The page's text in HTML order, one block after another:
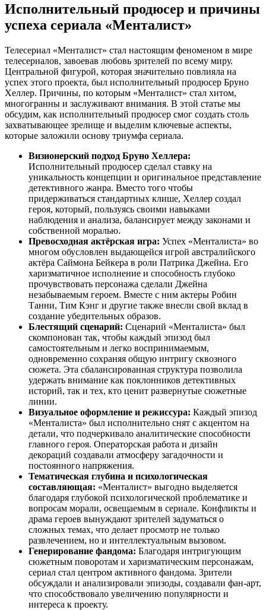
Исполнительный продюсер и причины
успеха сериала «Менталист»
Телесериал «Менталист» стал настоящим феноменом в мире
телесериалов, завоевав любовь зрителей по всему миру.
Центральной фигурой, которая значительно повлияла на
успех этого проекта, был исполнительный продюсер Бруно
Хеллер. Причины, по которым «Менталист» стал хитом,
многогранны и заслуживают внимания. В этой статье мы
обсудим, как исполнительный продюсер смог создать столь
захватывающее зрелище и выделим ключевые аспекты,
которые заложили основу триумфа сериала.
Визионерский подход Бруно Хеллера:
Исполнительный продюсер сделал ставку на
уникальность концепции и оригинальное представление
детективного жанра. Вместо того чтобы
придерживаться стандартных клише, Хеллер создал
героя, который, пользуясь своими навыками
наблюдения и анализа, балансирует между законами и
собственной моралью.
Превосходная актёрская игра: Успех «Менталиста» во
многом обусловлен выдающейся игрой австралийского
актёра Саймона Бейкера в роли Патрика Джейна. Его
харизматичное исполнение и способность глубоко
прочувствовать персонажа сделали Джейна
незабываемым героем. Вместе с ним актеры Робин
Танни, Тим Кэнг и другие также внесли свой вклад в
создание убедительных образов.
Блестящий сценарий: Сценарий «Менталиста» был
скомпонован так, чтобы каждый эпизод был
самостоятельным и легко воспринимаемым,
одновременно сохраняя общую интригу сквозного
сюжета. Эта сбалансированная структура позволила
удержать внимание как поклонников детективных
историй, так и тех, кто ценит развернутые сюжетные
линии.
Визуальное оформление и режиссура: Каждый эпизод
«Менталиста» был исполнительно снят с акцентом на
детали, что подчеркивало аналитические способности
главного героя. Операторская работа и дизайн
декораций создавали атмосферу загадочности и
постоянного напряжения.
Тематическая глубина и психологическая
составляющая: «Менталист» выгодно выделяется
благодаря глубокой психологической проблематике и
вопросам морали, освещаемым в сериале. Конфликты и
драма героев вынуждают зрителей задуматься о
сложных темах, что делает просмотр не только
развлечением, но и интеллектуальным вызовом.
Генерирование фандома: Благодаря интригующим
сюжетным поворотам и харизматическим персонажам,
сериал стал центром активного фандома. Зрители
обсуждали и анализировали эпизоды, создавали фан-арт,
что способствовало увеличению популярности и
интереса к проекту.